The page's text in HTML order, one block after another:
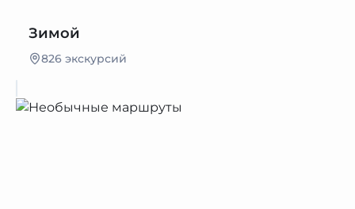
Зимой
826 экскурсий